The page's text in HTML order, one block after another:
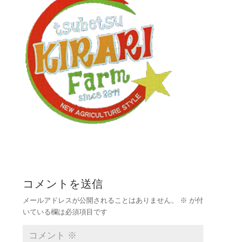
コメントを送信
メールアドレスが公開されることはありません。 ※ が付
いている欄は必須項目です